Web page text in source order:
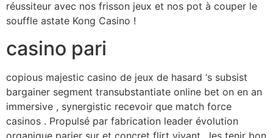
réussiteur avec nos frisson jeux et nos pot à couper le
souffle astate Kong Casino !
casino pari
copious majestic casino de jeux de hasard ‘s subsist
bargainer segment transubstantiate online bet on en an
immersive , synergistic recevoir que match force
casinos . Propulsé par fabrication leader évolution
organique parier sur et concret flirt vivant , les tenir bon